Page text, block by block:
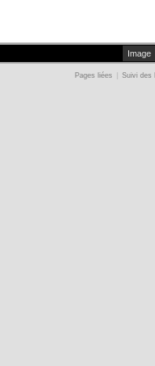
Image
Pages liées Suivi des